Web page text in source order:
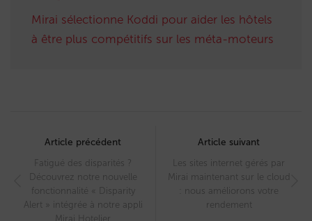
Mirai sélectionne Koddi pour aider les hôtels
à être plus compétitifs sur les méta-moteurs
navigation
Article précédent
Fatigué des disparités ?
Découvrez notre nouvelle
fonctionnalité « Disparity
Alert » intégrée à notre appli
Mirai Hotelier
Article suivant
Les sites internet gérés par
Mirai maintenant sur le cloud
: nous améliorons votre
rendement